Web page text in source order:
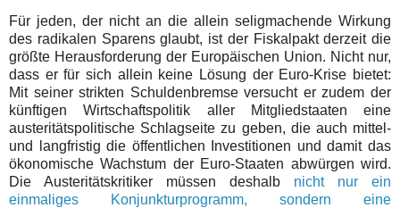
Für jeden, der nicht an die allein seligmachende Wirkung
des radikalen Sparens glaubt, ist der Fiskalpakt derzeit die
größte Herausforderung der Europäischen Union. Nicht nur,
dass er für sich allein keine Lösung der Euro-Krise bietet:
Mit seiner strikten Schuldenbremse versucht er zudem der
künftigen Wirtschaftspolitik aller Mitgliedstaaten eine
austeritätspolitische Schlagseite zu geben, die auch mittel-
und langfristig die öffentlichen Investitionen und damit das
ökonomische Wachstum der Euro-Staaten abwürgen wird.
Die Austeritätskritiker müssen deshalb
nicht nur ein
einmaliges Konjunkturprogramm, sondern eine